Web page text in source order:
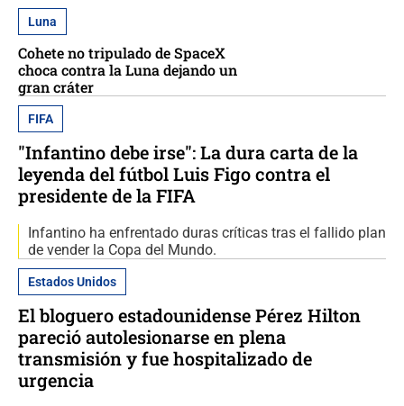
Luna
Cohete no tripulado de SpaceX
choca contra la Luna dejando un
gran cráter
FIFA
"Infantino debe irse": La dura carta de la
leyenda del fútbol Luis Figo contra el
presidente de la FIFA
Infantino ha enfrentado duras críticas tras el fallido plan
de vender la Copa del Mundo.
Estados Unidos
El bloguero estadounidense Pérez Hilton
pareció autolesionarse en plena
transmisión y fue hospitalizado de
urgencia